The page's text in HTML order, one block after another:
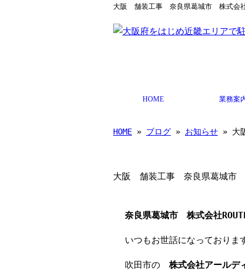
大阪 舗装工事 奈良県葛城市 株式会社
HOME 業務案
HOME » ブログ » お知らせ » 大
大阪 舗装工事 奈良県葛城市
奈良県葛城市 株式会社
いつもお世話になっておりま
吹田市の 株式会社アールデ